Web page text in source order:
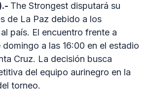
The Strongest disputará su
de La Paz debido a los
país. El encuentro frente a
a las 16:00 en el estadio
Cruz. La decisión busca
del equipo aurinegro en la
torneo.